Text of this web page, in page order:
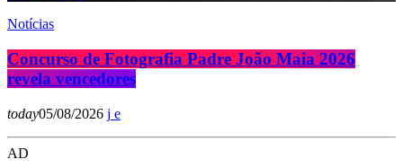
Notícias
Concurso de Fotografia Padre João Maia 2026
revela vencedores
today05/08/2026
AD